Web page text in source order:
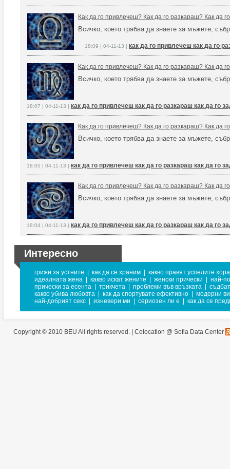
Как да го привлечеш? Как да го разкараш? Как да
Всичко, което трябва да знаете за мъжете,
18:09 | 04-11-13 | как да го привлечеш как да го
Как да го привлечеш? Как да го разкараш? Как да
Всичко, което трябва да знаете за мъжете,
18:07 | 04-11-13 | как да го привлечеш как да го разкараш как да го
Как да го привлечеш? Как да го разкараш? Как да
Всичко, което трябва да знаете за мъжете,
18:05 | 04-11-13 | как да го привлечеш как да го разкараш как да го
Как да го привлечеш? Как да го разкараш? Как да
Всичко, което трябва да знаете за мъжете,
18:04 | 04-11-13 | как да го привлечеш как да го разкараш как да го
Интересно
грижи за устните как да се храним
какво правят успелите хора
идеалната жена
какво искат жените женски прически
най-
прически за есента
трикчета проблеми във връзката
какво убива любовта
как да спортувате ефективно
модерни
най-добрият секс
изневери ми сериозен ли е как да се
Copyright © 2010 BEU All rights reserved. | Colocation @ Sofia Data Center